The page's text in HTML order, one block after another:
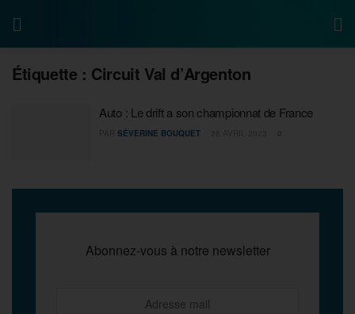
Étiquette : Circuit Val d’Argenton
Auto : Le drift a son championnat de France
SÉVERINE BOUQUET
Abonnez-vous à notre newsletter